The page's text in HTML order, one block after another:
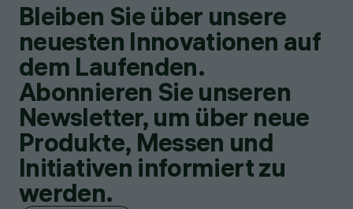
Bleiben Sie über unsere
neuesten Innovationen auf
dem Laufenden.
Abonnieren Sie unseren
Newsletter, um über neue
Produkte, Messen und
Initiativen informiert zu
werden.